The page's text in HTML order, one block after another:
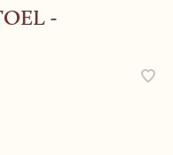
-